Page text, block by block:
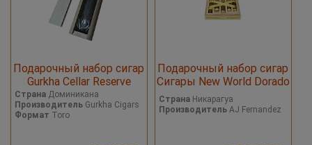
Подарочный набор сигар
Gurkha Cellar Reserve
Hedonism Grand Rotchild
Limitada
Страна Доминикана
Производитель Gurkha Cigars
Формат Toro
Подарочный набор сигар
Сигары New World Dorado
Sampler
СтранаНикарагуа
ПроизводительAJ Fernandez